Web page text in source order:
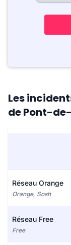
Les
de Pont-
Réseau Orange
Orange, Sosh
Réseau Free
Free